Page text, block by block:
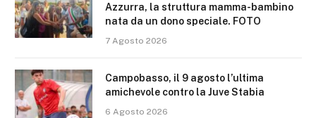
Azzurra, la struttura mamma-bambino
nata da un dono speciale. FOTO
7 Agosto 2026
Campobasso, il 9 agosto l’ultima
amichevole contro la Juve Stabia
6 Agosto 2026